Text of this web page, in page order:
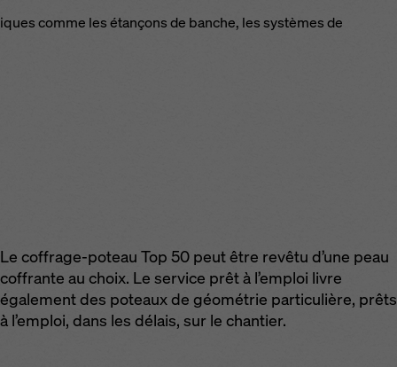
comme les étançons de banche, les systèmes de
Le coffrage-poteau Top 50 peut être revêtu d’une peau
coffrante au choix. Le service prêt à l’emploi livre
également des poteaux de géométrie particulière, prêts
à l’emploi, dans les délais, sur le chantier.